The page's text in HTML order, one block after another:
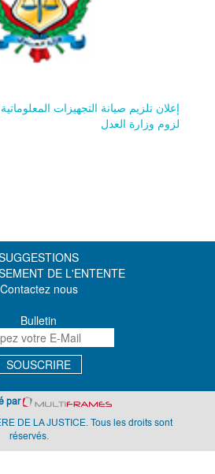
إعلان تلزيم صيانة التجهيزات
لزوم وزارة العدل
DE L'ENTENTE
Contactez nous
Bulletin
SOUSCRIRE
par
DE LA JUSTICE. Tous les droits sont
réservés.